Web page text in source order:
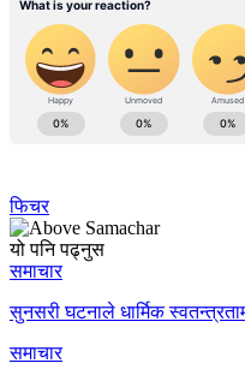
फिचर
यो पनि पढ्नुस
समाचार
सुनसरी घटनाले धार्मिक
समाचार